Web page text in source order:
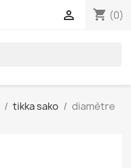
shopping_cart (0)

tikka sako
diamètre